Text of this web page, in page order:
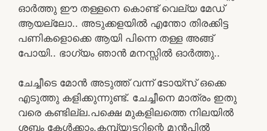
ഓർത്തു ഈ തള്ളനെ കൊണ്ട് വെല്യ മേഡ്
ആയല്ലോ.. അടുക്കളയിൽ എന്തോ തിരക്കിട്ട
പണികളൊക്കെ ആയി പിന്നെ തള്ള അങ്ങ്
പോയി.. ഭാഗ്യം ഞാൻ മനസ്സിൽ ഓർത്തു..
ചേച്ചീടെ മോൻ അടുത്ത് വന്ന് ടോയ്‌സ് ഒക്കെ
എടുത്തു കളിക്കുന്നുണ്ട്. ചേച്ചീനെ മാത്രം ഇതു
വരെ കണ്ടില്ല.പക്ഷെ മുകളിലത്തെ നിലയിൽ
ശബ്ദം കേൾക്കാം.കമ്പ്യൂട്ടറിന്റെ മുൻപിൽ